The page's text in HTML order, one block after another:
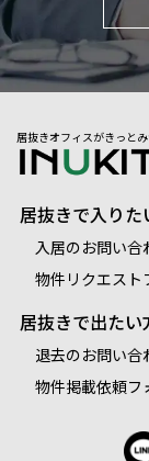
居抜きオフィスがきっと
居抜きで入りた
入居のお問い合
物件リクエスト
居抜きで出たい
退去のお問い合
物件掲載依頼フ